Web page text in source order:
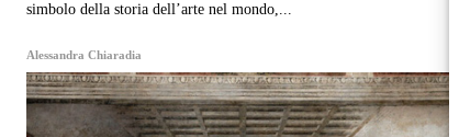
simbolo della storia dell’arte nel mondo,...
Alessandra Chiaradia